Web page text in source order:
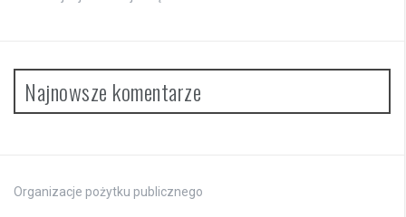
Najnowsze komentarze
Organizacje pożytku publicznego